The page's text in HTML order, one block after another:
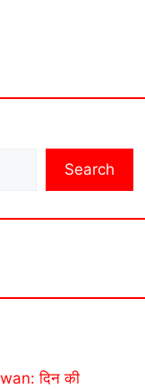
Search
दिन की